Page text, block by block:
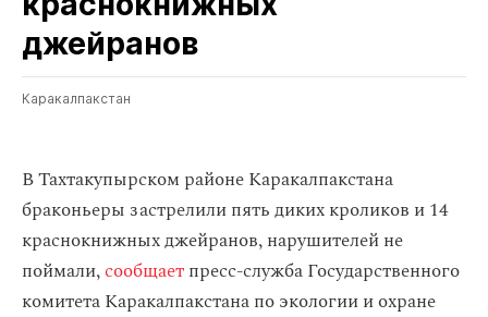
джейранов
Каракалпакстан
В Тахтакупырском районе Каракалпакстана
браконьеры застрелили пять диких кроликов и 14
краснокнижных джейранов, нарушителей не
поймали,сообщаетпресс-служба Государственного
комитета Каракалпакстана по экологии и охране